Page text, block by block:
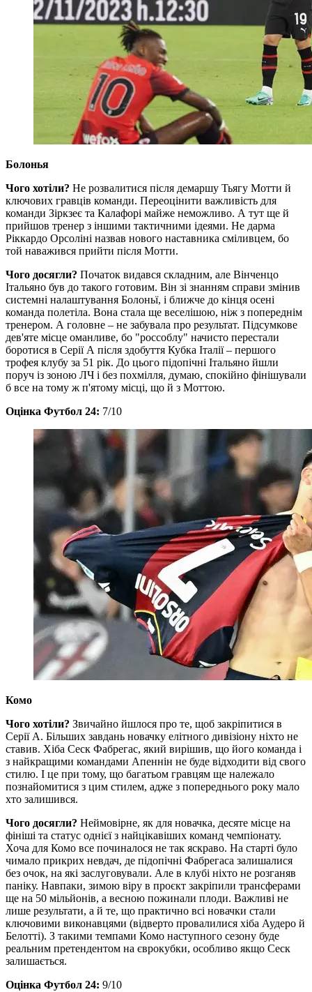
Болонья
Чого хотіли? Не розвалитися після демаршу Тьягу Мотти й
ключових гравців команди. Переоцінити важливість для
команди Зіркзеє та Калафорі майже неможливо. А тут ще й
прийшов тренер з іншими тактичними ідеями. Не дарма
Ріккардо Орсоліні назвав нового наставника сміливцем, бо
той наважився прийти після Мотти.
Чого досягли? Початок видався складним, але Вінченцо
Італьяно був до такого готовим. Він зі знанням справи змінив
системні налаштування Болоньї, і ближче до кінця осені
команда полетіла. Вона стала ще веселішою, ніж з попереднім
тренером. А головне – не забувала про результат. Підсумкове
дев'яте місце оманливе, бо "россоблу" начисто перестали
боротися в Серії А після здобуття Кубка Італії – першого
трофея клубу за 51 рік. До цього підопічні Італьяно йшли
поруч із зоною ЛЧ і без похмілля, думаю, спокійно фінішували
б все на тому ж п'ятому місці, що й з Моттою.
Оцінка Футбол 24: 7/10
Комо
Чого хотіли? Звичайно йшлося про те, щоб закріпитися в
Серії А. Більших завдань новачку елітного дивізіону ніхто не
ставив. Хіба Сеск Фабрегас, який вирішив, що його команда і
з найкращими командами Апеннін не буде відходити від свого
стилю. І це при тому, що багатьом гравцям ще належало
познайомитися з цим стилем, адже з попереднього року мало
хто залишився.
Чого досягли? Неймовірне, як для новачка, десяте місце на
фініші та статус однієї з найцікавіших команд чемпіонату.
Хоча для Комо все починалося не так яскраво. На старті було
чимало прикрих невдач, де підопічні Фабрегаса залишалися
без очок, на які заслуговували. Але в клубі ніхто не розганяв
паніку. Навпаки, зимою віру в проєкт закріпили трансферами
ще на 50 мільйонів, а весною пожинали плоди. Важливі не
лише результати, а й те, що практично всі новачки стали
ключовими виконавцями (відверто провалилися хіба Аудеро й
Белотті). З такими темпами Комо наступного сезону буде
реальним претендентом на єврокубки, особливо якщо Сеск
залишається.
Оцінка Футбол 24: 9/10